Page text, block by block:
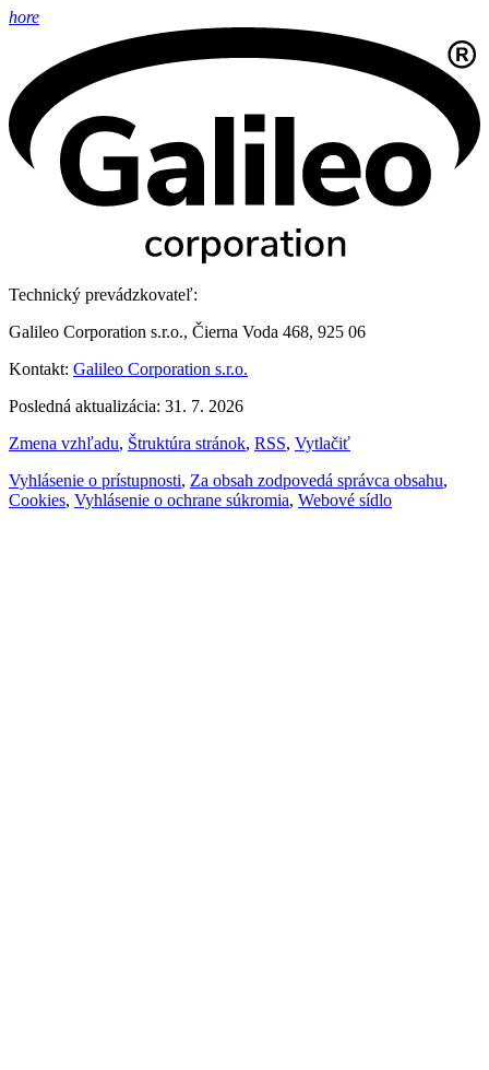
hore
Technický prevádzkovateľ:
Galileo Corporation s.r.o., Čierna Voda 468, 925 06
Kontakt: Galileo Corporation s.r.o.
Posledná aktualizácia: 31. 7. 2026
Zmena vzhľadu, Štruktúra stránok, RSS, Vytlačiť
Vyhlásenie o prístupnosti, Za obsah zodpovedá správca obsahu,
Cookies, Vyhlásenie o ochrane súkromia, Webové sídlo